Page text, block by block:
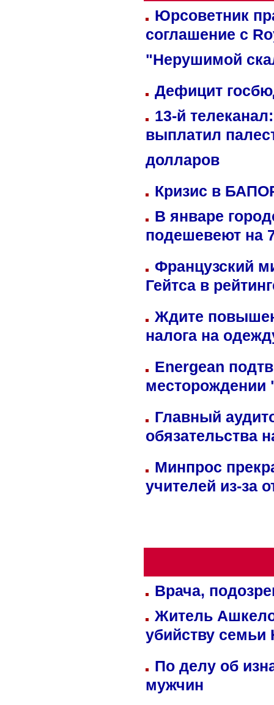
Юрсоветник
соглашение с
"Нерушимой
Дефицит
13-й
выплатил
долларов
Кризис в
В январе
подешевеют на
Французский
Гейтса в
Ждите
налога на
Energean
Главный
обязательства
Минпрос
учителей из-за
Врача,
Житель
убийству семьи
По делу об
мужчин